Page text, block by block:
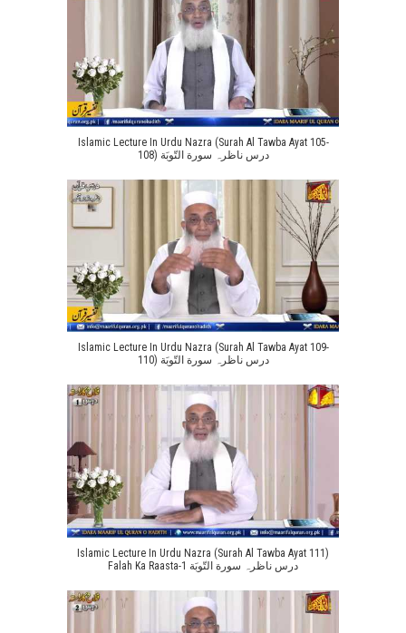
Islamic Lecture In Urdu Nazra (Surah Al Tawba Ayat 105-
108) درس ناظرہ سورة التّوبَة
Islamic Lecture In Urdu Nazra (Surah Al Tawba Ayat 109-
110) درس ناظرہ سورة التّوبَة
Islamic Lecture In Urdu Nazra (Surah Al Tawba Ayat 111)
Falah Ka Raasta-1 درس ناظرہ سورة التّوبَة